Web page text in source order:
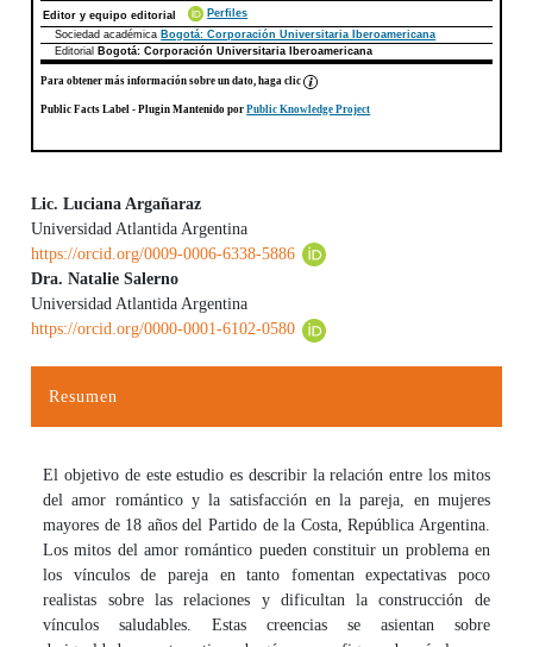
Editor y equipo editorial
Perfiles
Sociedad académica Bogotá: Corporación Universitaria Iberoamericana
Editorial
Bogotá: Corporación Universitaria Iberoamericana
Para obtener más información sobre un dato, haga clic
Public Facts Label - Plugin Mantenido porPublic Knowledge Project
Contenido principal del artículo
Lic. Luciana Argañaraz
Universidad Atlantida Argentina
https://orcid.org/0009-0006-6338-5886
Dra. Natalie Salerno
Universidad Atlantida Argentina
https://orcid.org/0000-0001-6102-0580
Resumen
El objetivo de este estudio es describir la relación entre los mitos
del amor romántico y la satisfacción en la pareja, en mujeres
mayores de 18 años del Partido de la Costa, República Argentina.
Los mitos del amor romántico pueden constituir un problema en
los vínculos de pareja en tanto fomentan expectativas poco
realistas sobre las relaciones y dificultan la construcción de
vínculos saludables. Estas creencias se asientan sobre